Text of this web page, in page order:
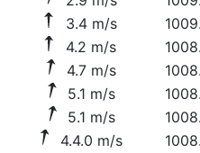
3.4 m/s
4.2 m/s
4.7 m/s
5.1 m/s
5.1 m/s
4.4.0 m/s